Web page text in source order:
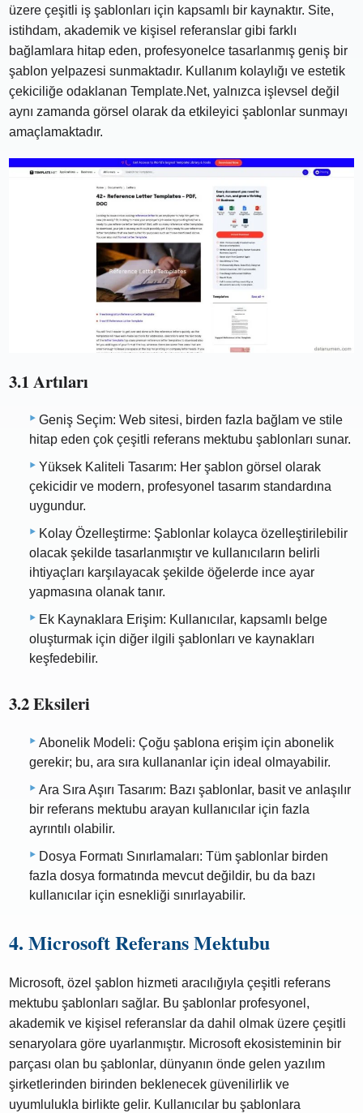
üzere çeşitli iş şablonları için kapsamlı bir kaynaktır. Site,
istihdam, akademik ve kişisel referanslar gibi farklı
bağlamlara hitap eden, profesyonelce tasarlanmış geniş bir
şablon yelpazesi sunmaktadır. Kullanım kolaylığı ve estetik
çekiciliğe odaklanan Template.Net, yalnızca işlevsel değil
aynı zamanda görsel olarak da etkileyici şablonlar sunmayı
amaçlamaktadır.
3.1 Artıları
Geniş Seçim: Web sitesi, birden fazla bağlam ve stile
hitap eden çok çeşitli referans mektubu şablonları sunar.
Yüksek Kaliteli Tasarım: Her şablon görsel olarak
çekicidir ve modern, profesyonel tasarım standardına
uygundur.
Kolay Özelleştirme: Şablonlar kolayca özelleştirilebilir
olacak şekilde tasarlanmıştır ve kullanıcıların belirli
ihtiyaçları karşılayacak şekilde öğelerde ince ayar
yapmasına olanak tanır.
Ek Kaynaklara Erişim: Kullanıcılar, kapsamlı belge
oluşturmak için diğer ilgili şablonları ve kaynakları
keşfedebilir.
3.2 Eksileri
Abonelik Modeli: Çoğu şablona erişim için abonelik
gerekir; bu, ara sıra kullananlar için ideal olmayabilir.
Ara Sıra Aşırı Tasarım: Bazı şablonlar, basit ve anlaşılır
bir referans mektubu arayan kullanıcılar için fazla
ayrıntılı olabilir.
Dosya Formatı Sınırlamaları: Tüm şablonlar birden
fazla dosya formatında mevcut değildir, bu da bazı
kullanıcılar için esnekliği sınırlayabilir.
4. Microsoft Referans Mektubu
Microsoft, özel şablon hizmeti aracılığıyla çeşitli referans
mektubu şablonları sağlar. Bu şablonlar profesyonel,
akademik ve kişisel referanslar da dahil olmak üzere çeşitli
senaryolara göre uyarlanmıştır. Microsoft ekosisteminin bir
parçası olan bu şablonlar, dünyanın önde gelen yazılım
şirketlerinden birinden beklenecek güvenilirlik ve
uyumlulukla birlikte gelir. Kullanıcılar bu şablonlara